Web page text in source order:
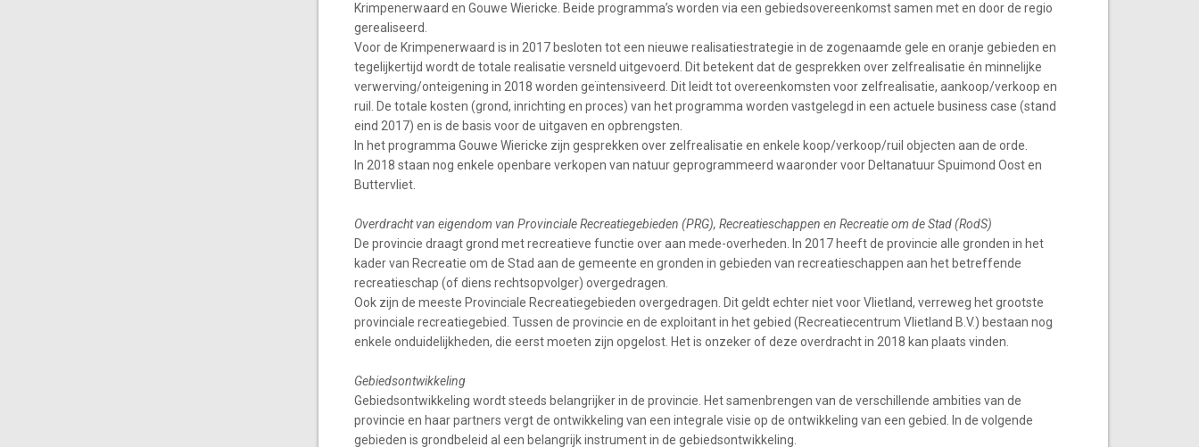
Krimpenerwaard en Gouwe Wiericke. Beide programma’s worden via een gebiedsovereenkomst samen met en door de regio
gerealiseerd.
Voor de Krimpenerwaard is in 2017 besloten tot een nieuwe realisatiestrategie in de zogenaamde gele en oranje gebieden en
tegelijkertijd wordt de totale realisatie versneld uitgevoerd. Dit betekent dat de gesprekken over zelfrealisatie én minnelijke
verwerving/onteigening in 2018 worden geïntensiveerd. Dit leidt tot overeenkomsten voor zelfrealisatie, aankoop/verkoop en
ruil. De totale kosten (grond, inrichting en proces) van het programma worden vastgelegd in een actuele business case (stand
eind 2017) en is de basis voor de uitgaven en opbrengsten.
In het programma Gouwe Wiericke zijn gesprekken over zelfrealisatie en enkele koop/verkoop/ruil objecten aan de orde.
In 2018 staan nog enkele openbare verkopen van natuur geprogrammeerd waaronder voor Deltanatuur Spuimond Oost en
Buttervliet.
Overdracht van eigendom van Provinciale Recreatiegebieden (PRG), Recreatieschappen en Recreatie om de Stad (RodS)
De provincie draagt grond met recreatieve functie over aan mede-overheden. In 2017 heeft de provincie alle gronden in het
kader van Recreatie om de Stad aan de gemeente en gronden in gebieden van recreatieschappen aan het betreffende
recreatieschap (of diens rechtsopvolger) overgedragen.
Ook zijn de meeste Provinciale Recreatiegebieden overgedragen. Dit geldt echter niet voor Vlietland, verreweg het grootste
provinciale recreatiegebied. Tussen de provincie en de exploitant in het gebied (Recreatiecentrum Vlietland B.V.) bestaan nog
enkele onduidelijkheden, die eerst moeten zijn opgelost. Het is onzeker of deze overdracht in 2018 kan plaats vinden.
Gebiedsontwikkeling
Gebiedsontwikkeling wordt steeds belangrijker in de provincie. Het samenbrengen van de verschillende ambities van de
provincie en haar partners vergt de ontwikkeling van een integrale visie op de ontwikkeling van een gebied. In de volgende
gebieden is grondbeleid al een belangrijk instrument in de gebiedsontwikkeling.